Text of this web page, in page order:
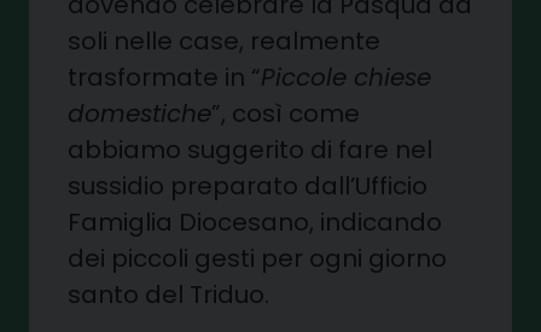
soli nelle case, realmente
trasformate in “Piccole chiese
domestiche”, così come
abbiamo suggerito di fare nel
sussidio preparato dall’Ufficio
Famiglia Diocesano, indicando
dei piccoli gesti per ogni giorno
santo del Triduo.